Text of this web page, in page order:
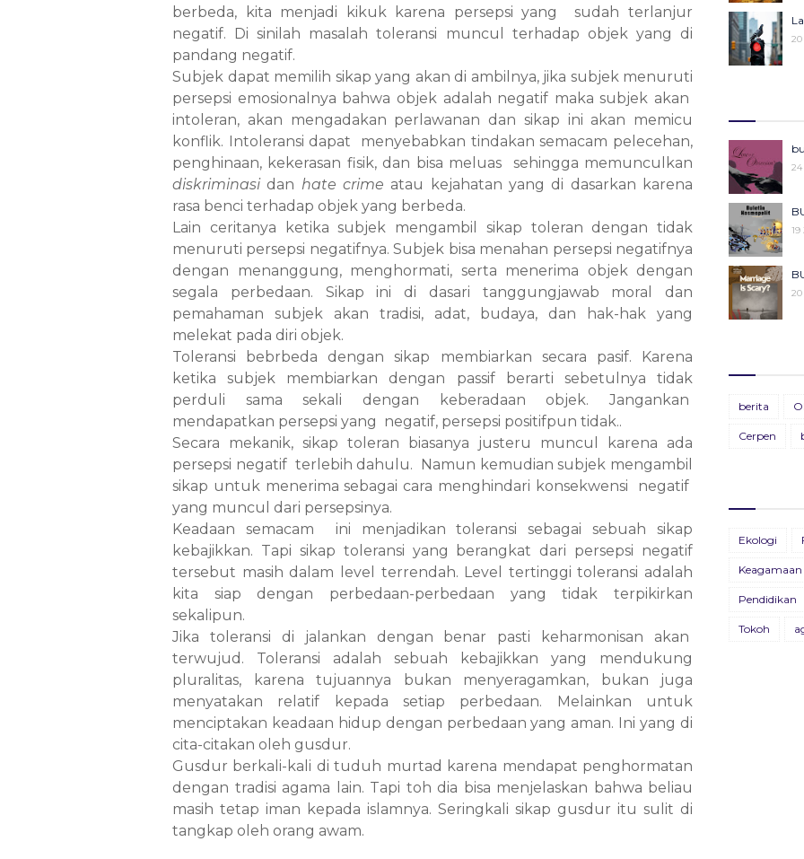
berbeda, kita menjadi kikuk karena persepsi yang sudah terlanjur
negatif. Di sinilah masalah toleransi muncul terhadap objek yang di
pandang negatif.
Subjek dapat memilih sikap yang akan di ambilnya, jika subjek menuruti
persepsi emosionalnya bahwa objek adalah negatif maka subjek akan
intoleran, akan mengadakan perlawanan dan sikap ini akan memicu
konflik. Intoleransi dapat menyebabkan tindakan semacam pelecehan,
penghinaan, kekerasan fisik, dan bisa meluas sehingga memunculkan
diskriminasi dan hate crime atau kejahatan yang di dasarkan karena
rasa benci terhadap objek yang berbeda.
Lain ceritanya ketika subjek mengambil sikap toleran dengan tidak
menuruti persepsi negatifnya. Subjek bisa menahan persepsi negatifnya
dengan menanggung, menghormati, serta menerima objek dengan
segala perbedaan. Sikap ini di dasari tanggungjawab moral dan
pemahaman subjek akan tradisi, adat, budaya, dan hak-hak yang
melekat pada diri objek.
Toleransi bebrbeda dengan sikap membiarkan secara pasif. Karena
ketika subjek membiarkan dengan passif berarti sebetulnya tidak
perduli sama sekali dengan keberadaan objek. Jangankan
mendapatkan persepsi yang negatif, persepsi positifpun tidak..
Secara mekanik, sikap toleran biasanya justeru muncul karena ada
persepsi negatif terlebih dahulu. Namun kemudian subjek mengambil
sikap untuk menerima sebagai cara menghindari konsekwensi negatif
yang muncul dari persepsinya.
Keadaan semacam ini menjadikan toleransi sebagai sebuah sikap
kebajikkan. Tapi sikap toleransi yang berangkat dari persepsi negatif
tersebut masih dalam level terrendah. Level tertinggi toleransi adalah
kita siap dengan perbedaan-perbedaan yang tidak terpikirkan
sekalipun.
Jika toleransi di jalankan dengan benar pasti keharmonisan akan
terwujud. Toleransi adalah sebuah kebajikkan yang mendukung
pluralitas, karena tujuannya bukan menyeragamkan, bukan juga
menyatakan relatif kepada setiap perbedaan. Melainkan untuk
menciptakan keadaan hidup dengan perbedaan yang aman. Ini yang di
cita-citakan oleh gusdur.
Gusdur berkali-kali di tuduh murtad karena mendapat penghormatan
dengan tradisi agama lain. Tapi toh dia bisa menjelaskan bahwa beliau
masih tetap iman kepada islamnya. Seringkali sikap gusdur itu sulit di
tangkap oleh orang awam.
27
22
18
19
berita
Cerpen
Ekologi
Keagamaan
Pendidikan
Tokoh